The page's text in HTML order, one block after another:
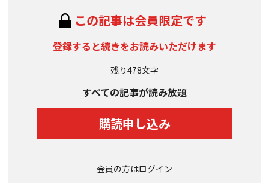
この記事は会員限定です
登録すると続きをお読みいただけます
残り478文字
すべての記事が読み放題
購読申し込み
会員の方はログイン